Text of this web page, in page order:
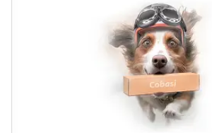
Comprimento: 56 cm x Largura: 51 cm x Altura: